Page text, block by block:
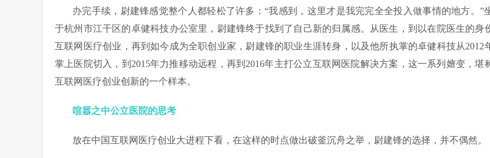
办完手续，尉建锋感觉整个人都轻松了许多：“我感到，这里才是我完完全全投入做事情的地方。”
于杭州市江干区的卓健科技办公室里，尉建锋终于找到了自己新的归属感。从医生，到以在院医生的身
互联网医疗创业，再到如今成为全职创业家，尉建锋的职业生涯转身，以及他所执掌的卓健科技从2012
掌上医院切入，到2015年力推移动远程，再到2016年主打公立互联网医院解决方案，这一系列嬗变，堪
互联网医疗创业创新的一个样本。
喧嚣之中公立医院的思考
放在中国互联网医疗创业大进程下看，在这样的时点做出破釜沉舟之举，尉建锋的选择，并不偶然。